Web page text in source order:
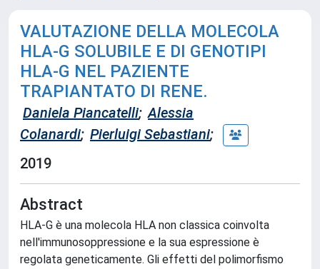
VALUTAZIONE DELLA MOLECOLA
HLA-G SOLUBILE E DI GENOTIPI
HLA-G NEL PAZIENTE
TRAPIANTATO DI RENE.
Daniela Piancatelli; Alessia
Colanardi; Pierluigi Sebastiani;
2019
Abstract
HLA-G è una molecola HLA non classica coinvolta
nell'immunosoppressione e la sua espressione è
regolata geneticamente. Gli effetti del polimorfismo